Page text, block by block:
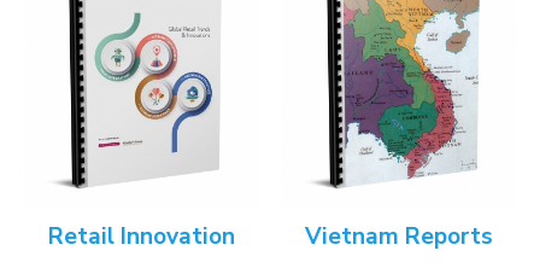
Retail Innovation Vietnam Reports